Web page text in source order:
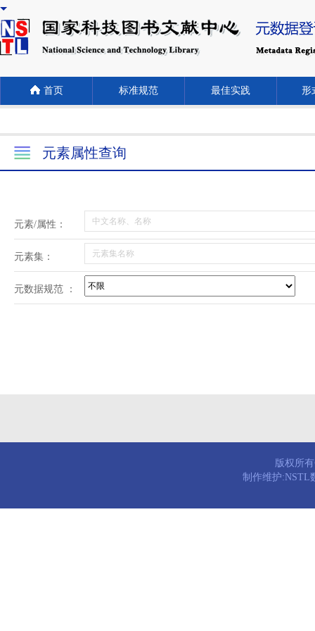
首页 标准规范 最佳实践 形
元素属性查询
元素/属性：
元素集：
元数据规范 ：
版权所
制作维护:NSTL